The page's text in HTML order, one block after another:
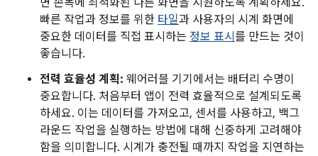
면 손목에 최적화된 다른 화면을 지원하도록 계획하세요.
빠른 작업과 정보를 위한 타일과 사용자의 시계 화면에
중요한 데이터를 직접 표시하는 정보 표시 를 만드는 것이
좋습니다.
전력 효율성 계획: 웨어러블 기기에서는 배터리 수명이
중요합니다. 처음부터 앱이 전력 효율적으로 설계되도록
하세요. 이는 데이터를 가져오고, 센서를 사용하고, 백그
라운드 작업을 실행하는 방법에 대해 신중하게 고려해야
함을 의미합니다. 시계가 충전될 때까지 작업을 지연하는